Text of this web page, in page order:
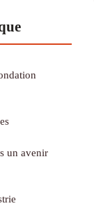
un avenir